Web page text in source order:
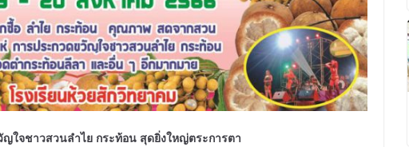
จชาวสวนลำไย กระท้อน สุดยิ่งใหญ่ตระการตา